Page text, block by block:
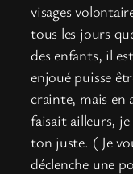
visages
tous les jours
des enfants, il
enjoué puisse
crainte, mais en
faisait ailleurs,
ton juste. ( Je
déclenche une